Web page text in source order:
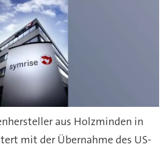
aus Holzminden in
mit der Übernahme des US-